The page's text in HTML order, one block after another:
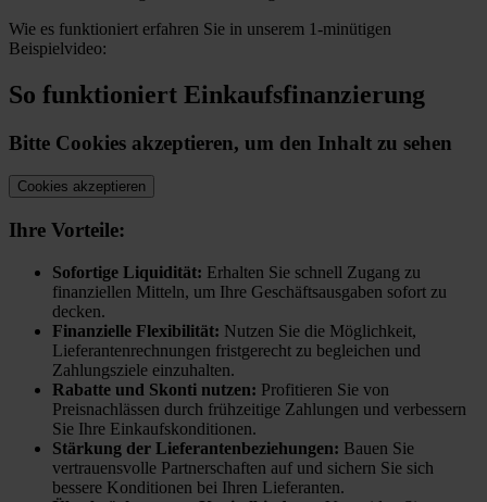
Wie es funktioniert erfahren Sie in unserem 1-minütigen
Beispielvideo:
So funktioniert Einkaufsfinanzierung
Bitte Cookies akzeptieren, um den Inhalt zu sehen
Cookies akzeptieren
Ihre Vorteile:
Sofortige Liquidität: Erhalten Sie schnell Zugang zu
finanziellen Mitteln, um Ihre Geschäftsausgaben sofort zu
decken.
Finanzielle Flexibilität: Nutzen Sie die Möglichkeit,
Lieferantenrechnungen fristgerecht zu begleichen und
Zahlungsziele einzuhalten.
Rabatte und Skonti nutzen: Profitieren Sie von
Preisnachlässen durch frühzeitige Zahlungen und verbessern
Sie Ihre Einkaufskonditionen.
Stärkung der Lieferantenbeziehungen: Bauen Sie
vertrauensvolle Partnerschaften auf und sichern Sie sich
bessere Konditionen bei Ihren Lieferanten.